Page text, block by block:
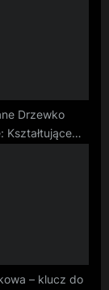
Drzewko
Kształtujące
– klucz do